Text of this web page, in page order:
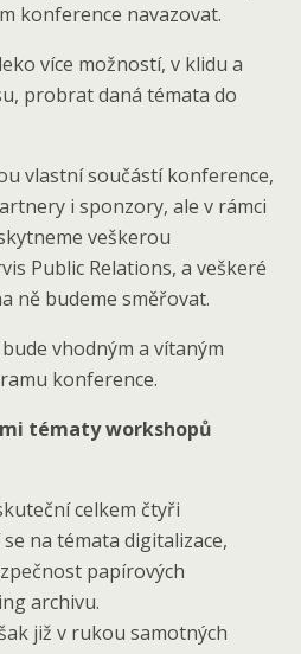
konference navazovat.
více možností, v klidu a
probrat daná témata do
vlastní součástí konference,
i sponzory, ale v rámci
veškerou
Public Relations, a veškeré
ně budeme směřovat.
vhodným a vítaným
konference.
tématy workshopů
celkem čtyři
na témata digitalizace,
papírových
archivu.
již v rukou samotných